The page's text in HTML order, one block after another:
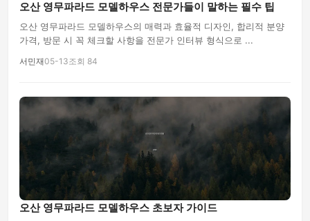
오산 영무파라드 모델하우스 전문가들이 말하는 필수 팁
오산 영무파라드 모델하우스의 매력과 효율적 디자인, 합리적 분양
가격, 방문 시 꼭 체크할 사항을 전문가 인터뷰 형식으로 ...
서민재05-13조회 84
오산 영무파라드 모델하우스 초보자 가이드